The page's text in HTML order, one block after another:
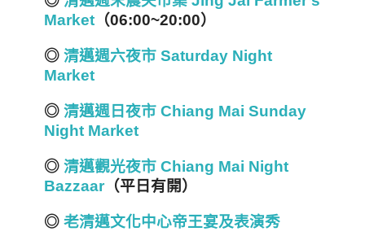
Market （06:00~20:00）
◎ 清邁週六夜市 Saturday Night
Market
◎ 清邁週日夜市 Chiang Mai Sunday
Night Market
◎ 清邁觀光夜市 Chiang Mai Night
Bazzaar（平日有開）
◎ 老清邁文化中心帝王宴及表演秀